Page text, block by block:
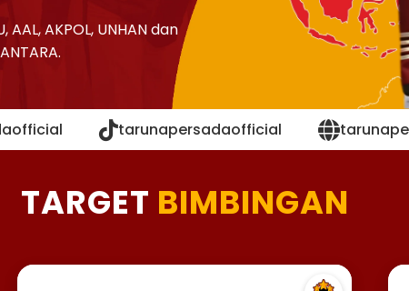
AKPOL, UNHAN dan
tarunapersadaofficial
TARGET BIMBINGAN